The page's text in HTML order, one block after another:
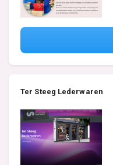
Ter Steeg Lederwaren